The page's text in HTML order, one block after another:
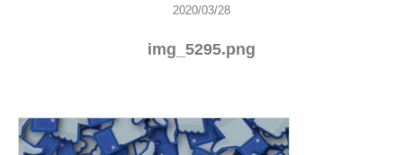
2020/03/28
img_5295.png